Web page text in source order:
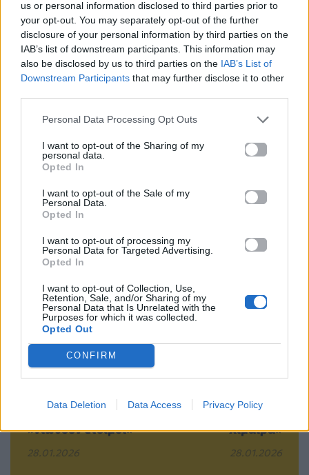
us or personal information disclosed to third parties prior to
your opt-out. You may separately opt-out of the further
disclosure of your personal information by third parties on the
IAB’s list of downstream participants. This information may
also be disclosed by us to third parties on the IAB’s List of
Downstream Participants that may further disclose it to other
Personal Data Processing Opt Outs
I want to opt-out of the Sharing of my
personal data.
Opted In
I want to opt-out of the Sale of my
Personal Data.
Opted In
I want to opt-out of processing my
Personal Data for Targeted Advertising.
Opted In
I want to opt-out of Collection, Use,
Retention, Sale, and/or Sharing of my
Personal Data that Is Unrelated with the
Purposes for which it was collected.
Opted Out
CONFIRM
Data Deletion Data Access Privacy Policy
Ακολουθήστε το
Mad.gr στο MSN
Μοιράσου αυτό το άρθρο
Προηγούμενο
Τέλος το 9-5: Η
εταιρεία που
αφήνει τους
δουλεύουν όταν
«νιώθουν έτοιμοι»
28.01.2026
Δημήτρης Κίτσος:
έκανε για τις
στη «Μεγάλη
Χίμαιρα»
28.01.2026